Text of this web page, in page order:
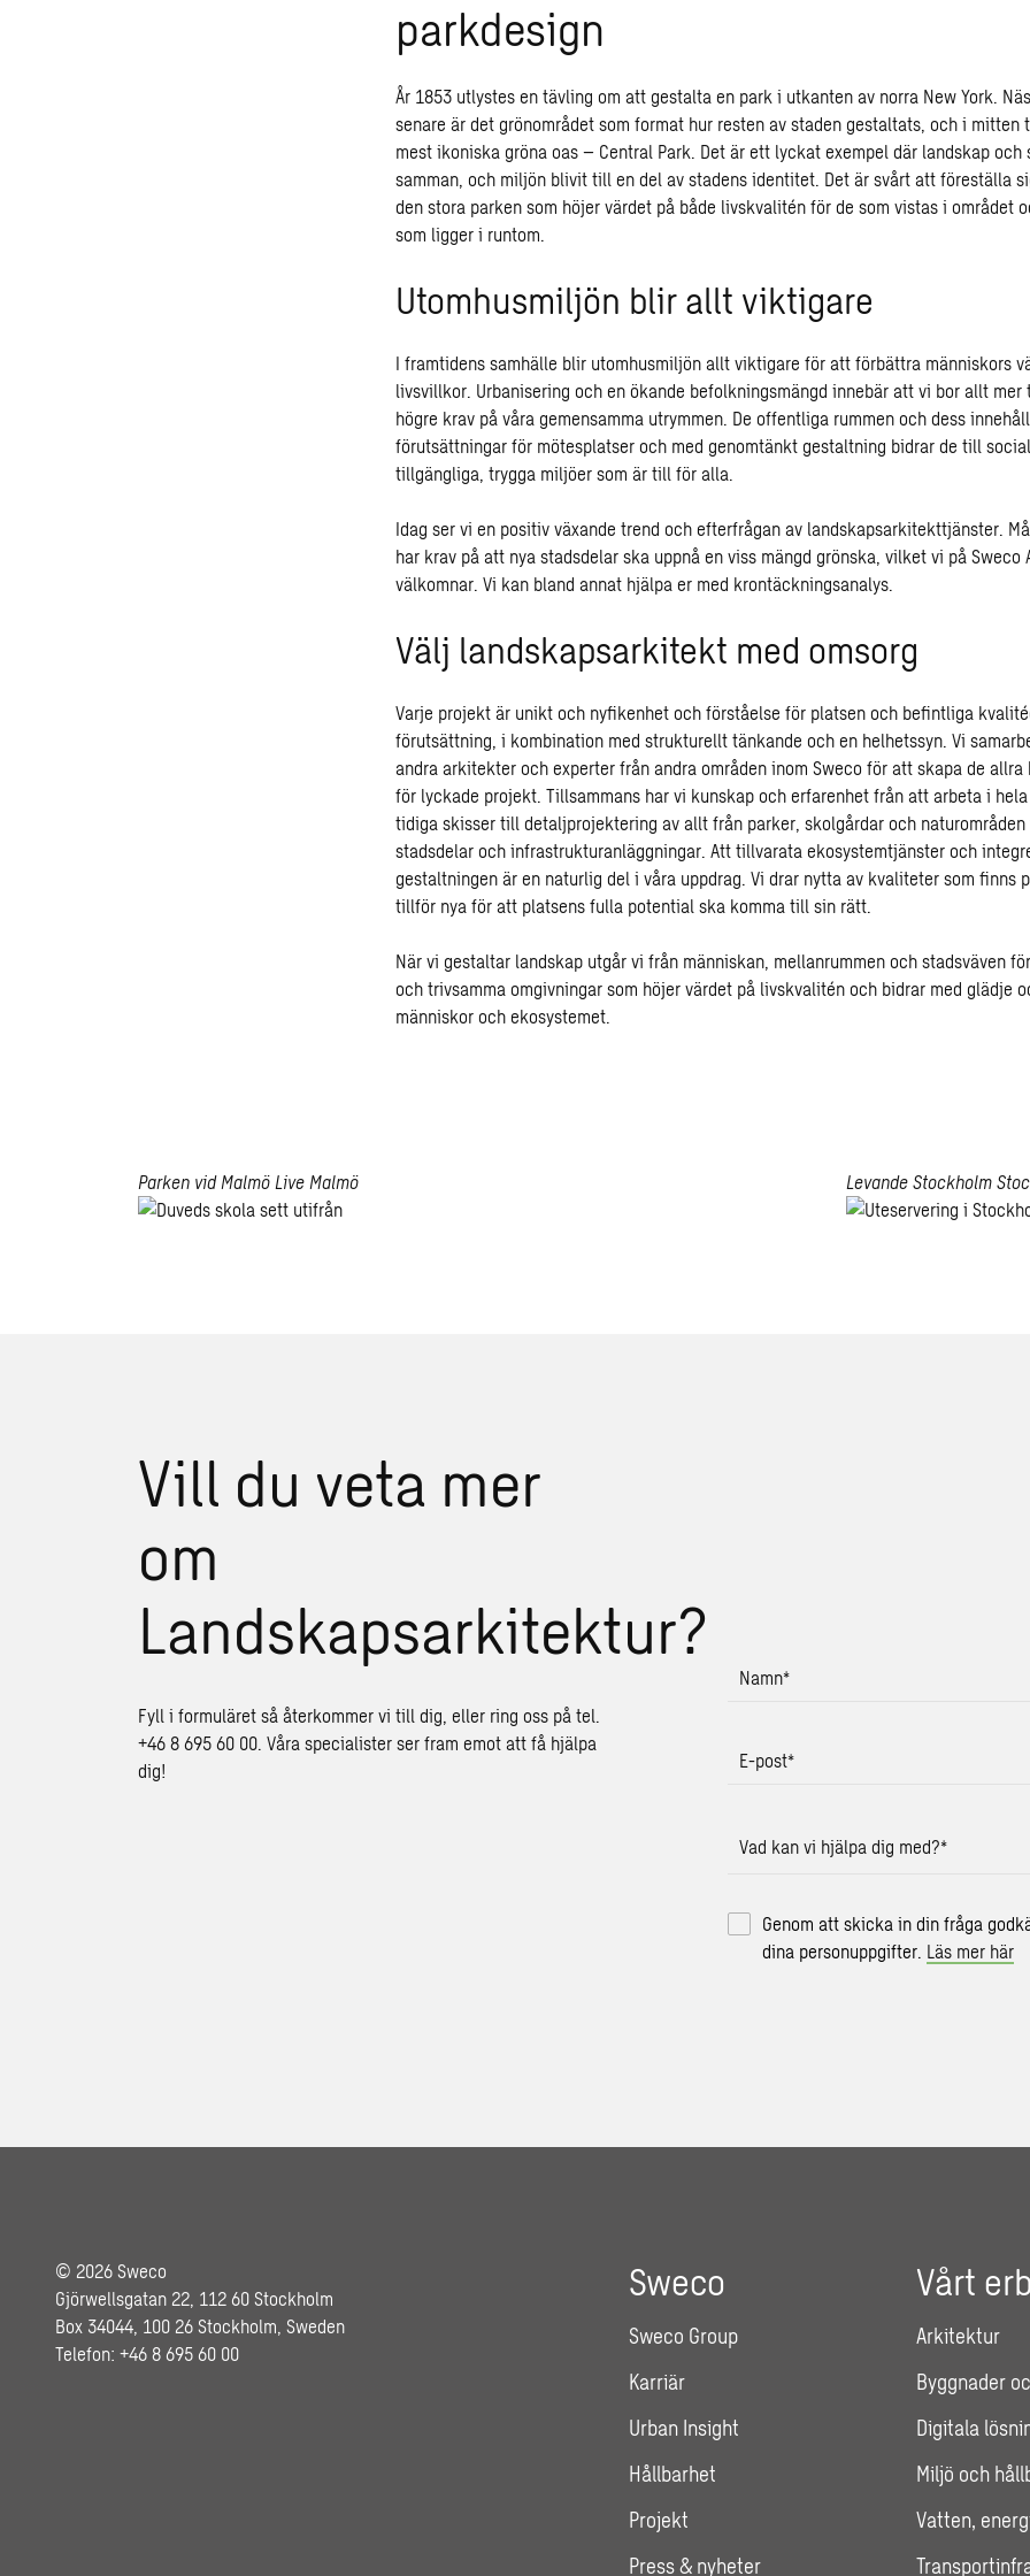
parkdesign
År 1853 utlystes en tävling om att gestalta en park i utkanten av norra New York.
senare är det grönområdet som format hur resten av staden gestaltats, och i mitten
mest ikoniska gröna oas – Central Park. Det är ett lyckat exempel där landskap och
samman, och miljön blivit till en del av stadens identitet. Det är svårt att föreställa
den stora parken som höjer värdet på både livskvalitén för de som vistas i området
som ligger i runtom.
Utomhusmiljön blir allt viktigare
I framtidens samhälle blir utomhusmiljön allt viktigare för att förbättra människors
livsvillkor. Urbanisering och en ökande befolkningsmängd innebär att vi bor allt
högre krav på våra gemensamma utrymmen. De offentliga rummen och dess
förutsättningar för mötesplatser och med genomtänkt gestaltning bidrar de till
tillgängliga, trygga miljöer som är till för alla.
Idag ser vi en positiv växande trend och efterfrågan av landskapsarkitekttjänster.
har krav på att nya stadsdelar ska uppnå en viss mängd grönska, vilket vi på Sweco
välkomnar. Vi kan bland annat hjälpa er med krontäckningsanalys.
Välj landskapsarkitekt med omsorg
Varje projekt är unikt och nyfikenhet och förståelse för platsen och befintliga
förutsättning, i kombination med strukturellt tänkande och en helhetssyn. Vi
andra arkitekter och experter från andra områden inom Sweco för att skapa de
för lyckade projekt. Tillsammans har vi kunskap och erfarenhet från att arbeta i
tidiga skisser till detaljprojektering av allt från parker, skolgårdar och
stadsdelar och infrastrukturanläggningar. Att tillvarata ekosystemtjänster och
gestaltningen är en naturlig del i våra uppdrag. Vi drar nytta av kvaliteter som finns
tillför nya för att platsens fulla potential ska komma till sin rätt.
När vi gestaltar landskap utgår vi från människan, mellanrummen och stadsväven
och trivsamma omgivningar som höjer värdet på livskvalitén och bidrar med glädje
människor och ekosystemet.
Parken vid Malmö Live Malmö Levande Stockholm
Vill du veta mer
om
Landskapsarkitektur?
Fyll i formuläret så återkommer vi till dig, eller ring oss på tel.
+46 8 695 60 00. Våra specialister ser fram emot att få hjälpa
dig!
Namn*
E-post*
Vad kan vi hjälpa dig med?*
Genom att skicka in din fråga
dina personuppgifter. Läs mer här
© 2026 Sweco
Gjörwellsgatan 22, 112 60 Stockholm
Box 34044, 100 26 Stockholm, Sweden
Telefon: +46 8 695 60 00
Sweco
Sweco Group
Karriär
Urban Insight
Hållbarhet
Projekt
Press & nyheter
Vårt
Arkitektur
Byggnader
Digitala
Miljö och
Vatten,